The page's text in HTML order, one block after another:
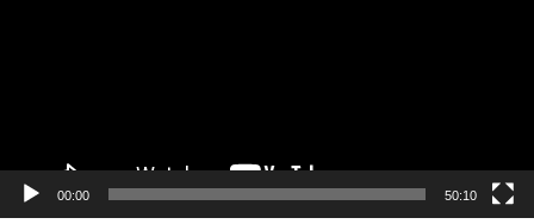
00:00 50:10